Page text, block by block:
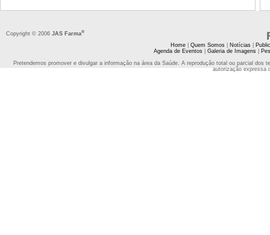
Copyright © 2006 JAS Farma®
Home| Quem Somos| Notícias|
Agenda de Eventos| Galeria de Imagens|
Pretendemos promover e divulgar a informação na área da Saúde. A reprodução total ou parcial
autorização expressa